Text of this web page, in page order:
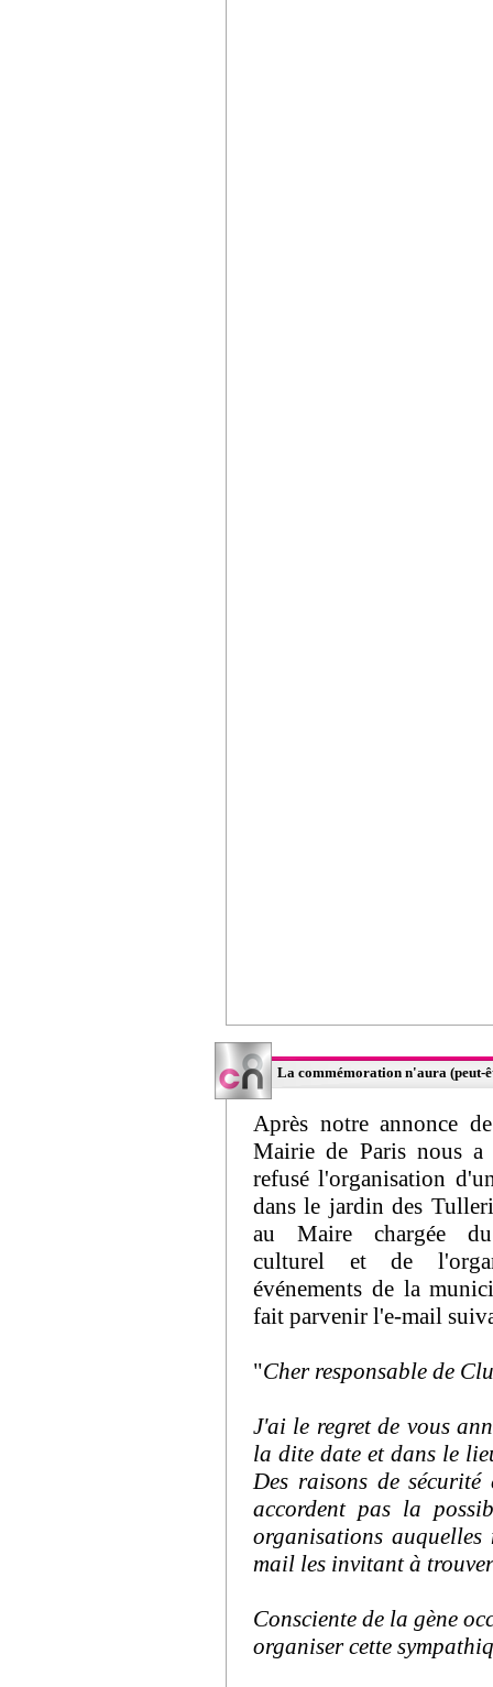
La commémoration n'aura (peut-
Après notre annonce
Mairie de Paris nous a
refusé l'organisation
dans le jardin des
au Maire chargée du
culturel et de
événements de la
fait parvenir l'e-mail
"Cher responsable de
J'ai le regret de vous
la dite date et dans le
Des raisons de
accordent pas la
organisations
mail les invitant à
Consciente de la gène
organiser cette